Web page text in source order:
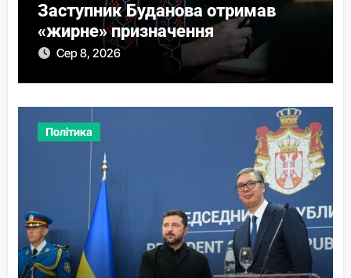
Заступник Буданова отримав
«жирне» призначення
Сер 8, 2026
Політика